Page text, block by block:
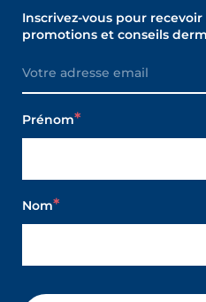
Inscrivez-vous pour
promotions et conseils
Prénom
Nom